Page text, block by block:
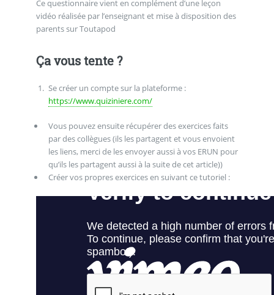
Ce questionnaire vient en complément d’une leçon
vidéo réalisée par l’enseignant et mise à disposition des
parents sur Toutapod
Ça vous tente ?
Se créer un compte sur la plateforme :
https://www.quiziniere.com/
Vous pouvez ensuite récupérer des exercices faits
par des collègues (ils les partagent et vous envoient
les liens, merci de les envoyer aussi à vos ERUN pour
qu’ils les partagent aussi à la suite de cet article))
Créer vos propres exercices en suivant ce tutoriel :